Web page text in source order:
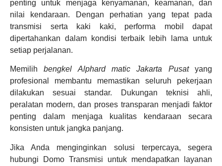
penting untuk menjaga kenyamanan, keamanan, dan
nilai kendaraan. Dengan perhatian yang tepat pada
transmisi serta kaki kaki, performa mobil dapat
dipertahankan dalam kondisi terbaik lebih lama untuk
setiap perjalanan.
Memilihbengkel Alphard matic Jakarta Pusatyang
profesional membantu memastikan seluruh pekerjaan
dilakukan sesuai standar. Dukungan teknisi ahli,
peralatan modern, dan proses transparan menjadi faktor
penting dalam menjaga kualitas kendaraan secara
konsisten untuk jangka panjang.
Jika Anda menginginkan solusi terpercaya, segera
hubungi Domo Transmisi untuk mendapatkan layanan